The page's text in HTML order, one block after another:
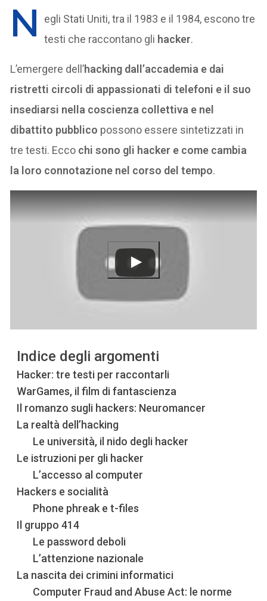
N
egli Stati Uniti, tra il 1983 e il 1984, escono tre
testi che raccontano gli hacker.
L’emergere dell’hacking dall’accademia e dai
ristretti circoli di appassionati di telefoni e il suo
insediarsi nella coscienza collettiva e nel
dibattito pubblico possono essere sintetizzati in
tre testi. Ecco chi sono gli hacker e come cambia
la loro connotazione nel corso del tempo.
Indice degli argomenti
Hacker: tre testi per raccontarli
WarGames, il film di fantascienza
Il romanzo sugli hackers: Neuromancer
La realtà dell’hacking
Le università, il nido degli hacker
Le istruzioni per gli hacker
L’accesso al computer
Hackers e socialità
Phone phreak e t-files
Il gruppo 414
Le password deboli
L’attenzione nazionale
La nascita dei crimini informatici
Computer Fraud and Abuse Act: le norme